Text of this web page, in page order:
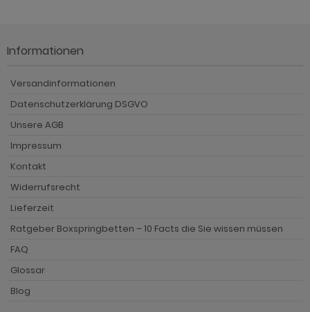
Informationen
Versandinformationen
Datenschutzerklärung DSGVO
Unsere AGB
Impressum
Kontakt
Widerrufsrecht
Lieferzeit
Ratgeber Boxspringbetten – 10 Facts die Sie wissen müssen
FAQ
Glossar
Blog